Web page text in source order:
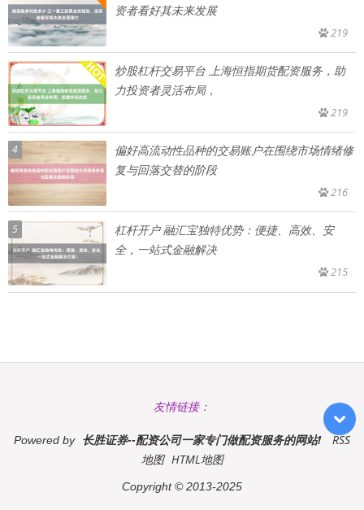
资者看好其未来发展
219
炒股杠杆交易平台 上海恒指期货配资服务，助
力投资者灵活布局，
219
4
偏好高流动性品种的交易账户在围绕市场情绪修
复与回落交替的阶段
216
5
杠杆开户 融汇宝独特优势：便捷、高效、安
全，一站式金融解决
215
友情链接：
Powered by 长胜证券--配资公司一家专门做配资服务的网站!
RSS
地图 HTML地图
Copyright© 2013-2025